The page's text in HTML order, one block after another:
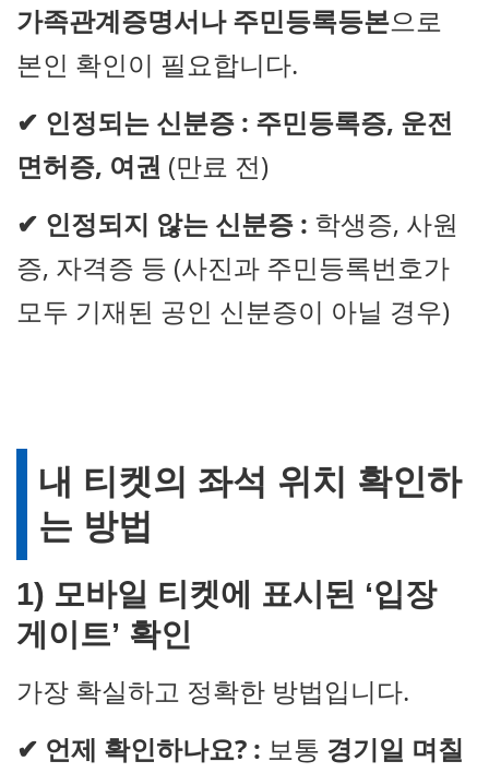
가족관계증명서나 주민등록등본으로
본인 확인이 필요합니다.
✔ 인정되는 신분증 : 주민등록증, 운전
면허증, 여권 (만료 전)
✔ 인정되지 않는 신분증 : 학생증, 사원
증, 자격증 등 (사진과 주민등록번호가
모두 기재된 공인 신분증이 아닐 경우)
내 티켓의 좌석 위치 확인하
는 방법
1) 모바일 티켓에 표시된 ‘입장
게이트’ 확인
가장 확실하고 정확한 방법입니다.
✔ 언제 확인하나요? : 보통 경기일 며칠